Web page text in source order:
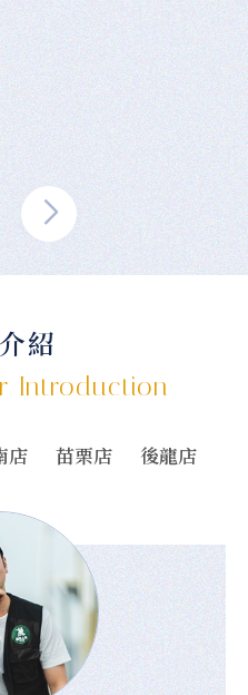
紹
Introduction
店 苗栗店 後龍店